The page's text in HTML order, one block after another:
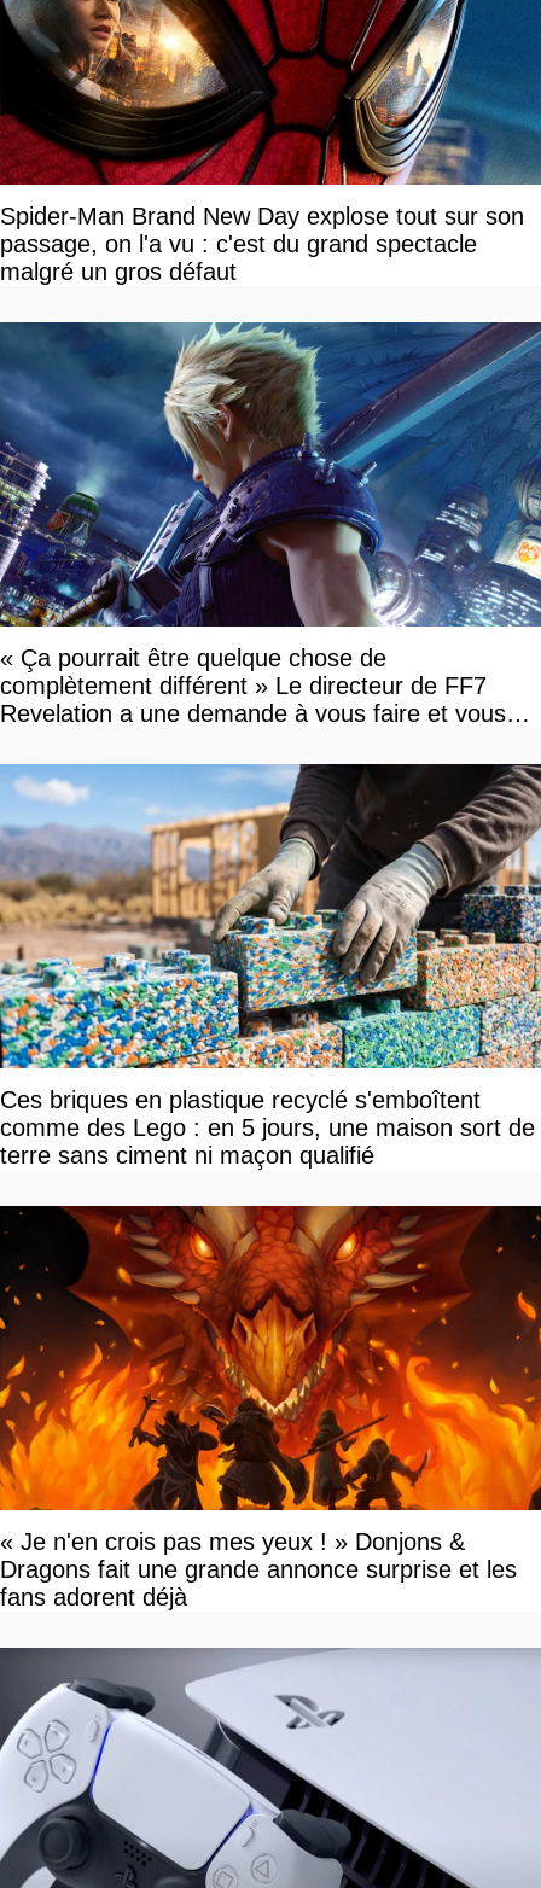
Spider-Man Brand New Day explose tout sur son
passage, on l'a vu : c'est du grand spectacle
malgré un gros défaut
« Ça pourrait être quelque chose de
complètement différent » Le directeur de FF7
Revelation a une demande à vous faire et vous
Ces briques en plastique recyclé s'emboîtent
comme des Lego : en 5 jours, une maison sort de
terre sans ciment ni maçon qualifié
« Je n'en crois pas mes yeux ! » Donjons &
Dragons fait une grande annonce surprise et les
fans adorent déjà